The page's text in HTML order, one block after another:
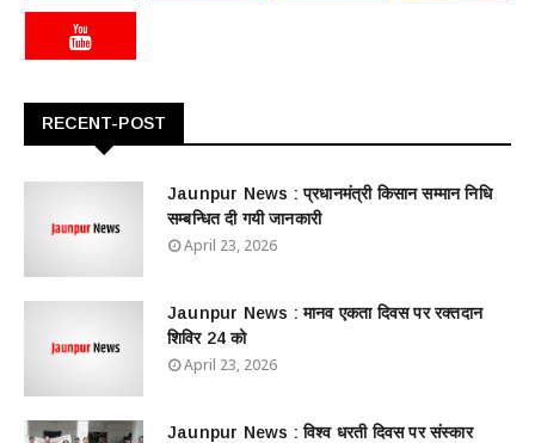
RECENT-POST
Jaunpur News : ​प्रधानमंत्री किसान सम्मान निधि
सम्बन्धित दी गयी जानकारी
April 23, 2026
Jaunpur News : ​मानव एकता दिवस पर रक्तदान
शिविर 24 को
April 23, 2026
Jaunpur News : विश्व धरती दिवस पर संस्कार